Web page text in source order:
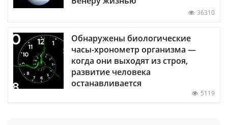
36310
Обнаружены биологические
часы-хронометр организма —
когда они выходят из строя,
развитие человека
останавливается
5119